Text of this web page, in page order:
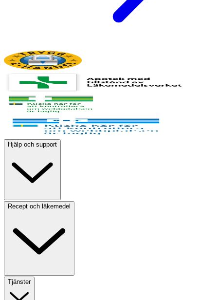
Hjälp och support
Recept och läkemedel
Tjänster